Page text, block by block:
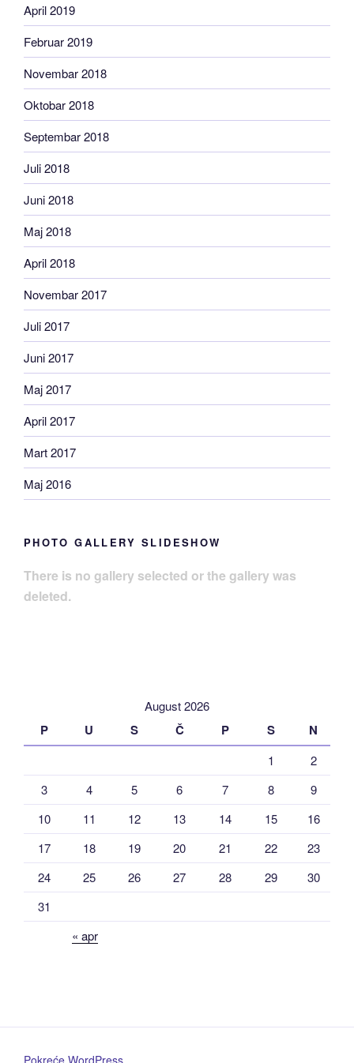
April 2019
Februar 2019
Novembar 2018
Oktobar 2018
Septembar 2018
Juli 2018
Juni 2018
Maj 2018
April 2018
Novembar 2017
Juli 2017
Juni 2017
Maj 2017
April 2017
Mart 2017
Maj 2016
PHOTO GALLERY SLIDESHOW
There is no gallery selected or the gallery was
deleted.
August 2026
P U S Č P S N
1
2
3
4 5 6 7 8
9
10
11 12 13 14 15
16
17
18 19 20 21 22
23
24
25 26 27 28 29
30
31
« apr